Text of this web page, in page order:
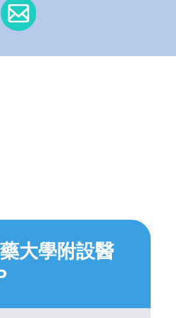
大學附設醫